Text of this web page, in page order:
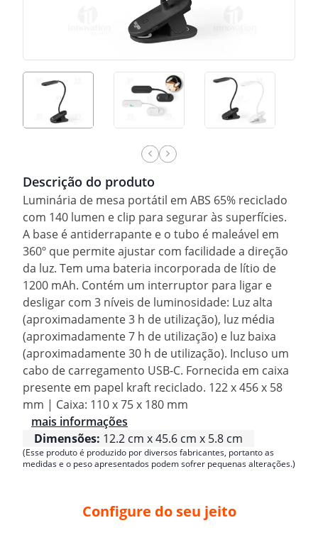
Descrição do produto
Luminária de mesa portátil em ABS 65% reciclado
com 140 lumen e clip para segurar às superfícies.
A base é antiderrapante e o tubo é maleável em
360º que permite ajustar com facilidade a direção
da luz. Tem uma bateria incorporada de lítio de
1200 mAh. Contém um interruptor para ligar e
desligar com 3 níveis de luminosidade: Luz alta
(aproximadamente 3 h de utilização), luz média
(aproximadamente 7 h de utilização) e luz baixa
(aproximadamente 30 h de utilização). Incluso um
cabo de carregamento USB-C. Fornecida em caixa
presente em papel kraft reciclado. 122 x 456 x 58
mm | Caixa: 110 x 75 x 180 mm
mais informações
Dimensões: 12.2 cm x 45.6 cm x 5.8 cm
(Esse produto é produzido por diversos fabricantes, portanto as
medidas e o peso apresentados podem sofrer pequenas alterações.)
Configure do seu jeito